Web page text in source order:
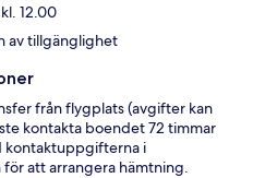
12.00
av tillgänglighet
från flygplats (avgifter kan
kontakta boendet 72 timmar
kontaktuppgifterna i
att arrangera hämtning.